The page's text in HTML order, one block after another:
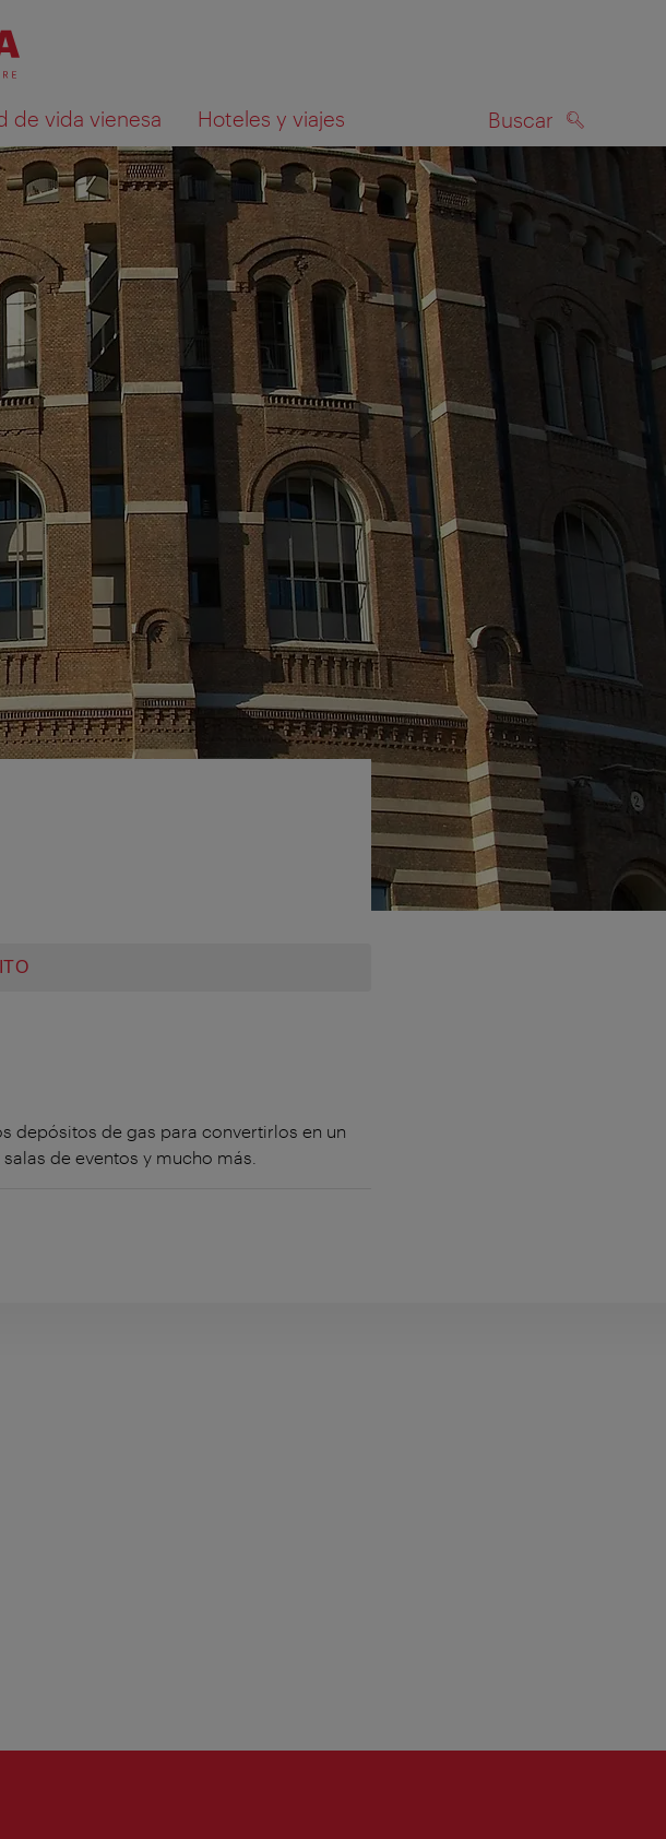
de vida vienesa Hoteles y viajes Buscar
búsqueda en el mapa BUSCAR
depósitos de gas para convertirlos en un
de eventos y mucho más.